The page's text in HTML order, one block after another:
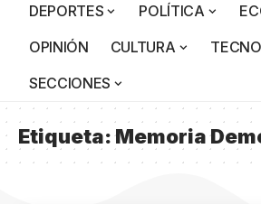
DEPORTES
POLÍTICA
OPINIÓN
CULTURA
SECCIONES
Etiqueta:Memoria